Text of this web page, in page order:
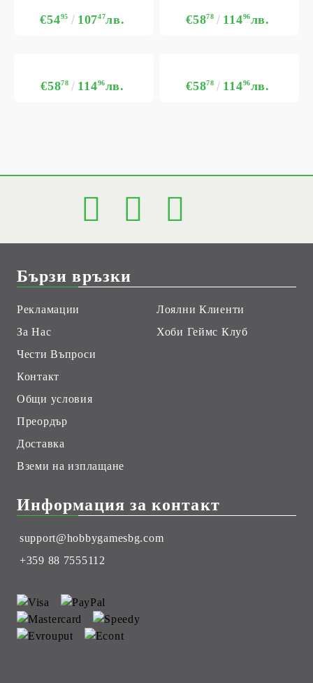
€5495 10747лв. €5878 11496лв.
€5878 11496лв. €5878 11496лв.
Бързи връзки
Рекламации
За Нас
Чести Въпроси
Контакт
Общи условия
Преордър
Доставка
Вземи на изплащане
Лоялни Клиенти
Хоби Геймс Клуб
Информация за контакт
support@hobbygamesbg.com
+359 88 7555112